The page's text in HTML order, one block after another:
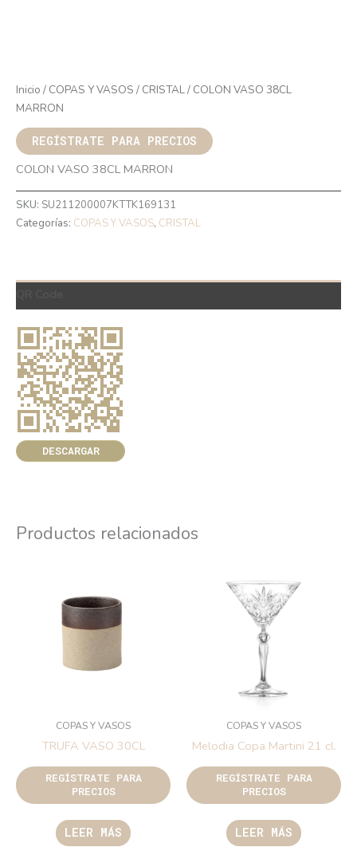
Inicio / COPAS Y VASOS / CRISTAL/ COLON VASO 38CL
MARRON
REGÍSTRATE PARA PRECIOS
COLON VASO 38CL MARRON
SKU: SU211200007KTTK169131
Categorías: COPAS Y VASOS, CRISTAL
DESCARGAR
Productos relacionados
COPAS Y VASOS
TRUFA VASO 30CL
REGÍSTRATE PARA
PRECIOS
LEER MÁS
COPAS Y VASOS
Melodia Copa Martini 21 cl.
REGÍSTRATE PARA
PRECIOS
LEER MÁS